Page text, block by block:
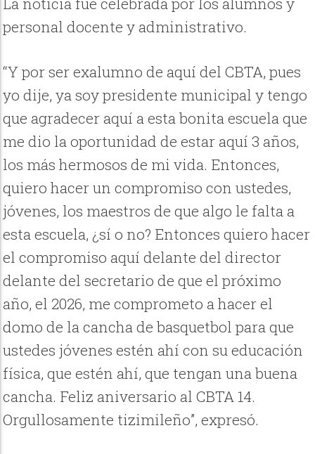
personal docente y administrativo.
“Y por ser exalumno de aquí del CBTA, pues
yo dije, ya soy presidente municipal y tengo
que agradecer aquí a esta bonita escuela que
me dio la oportunidad de estar aquí 3 años,
los más hermosos de mi vida. Entonces,
quiero hacer un compromiso con ustedes,
jóvenes, los maestros de que algo le falta a
esta escuela, ¿sí o no? Entonces quiero hacer
el compromiso aquí delante del director
delante del secretario de que el próximo
año, el 2026, me comprometo a hacer el
domo de la cancha de basquetbol para que
ustedes jóvenes estén ahí con su educación
física, que estén ahí, que tengan una buena
cancha. Feliz aniversario al CBTA 14.
Orgullosamente tizimileño”, expresó.